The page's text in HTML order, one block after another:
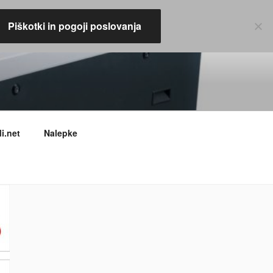
Nalepke
Piškotki in pogoji poslovanja